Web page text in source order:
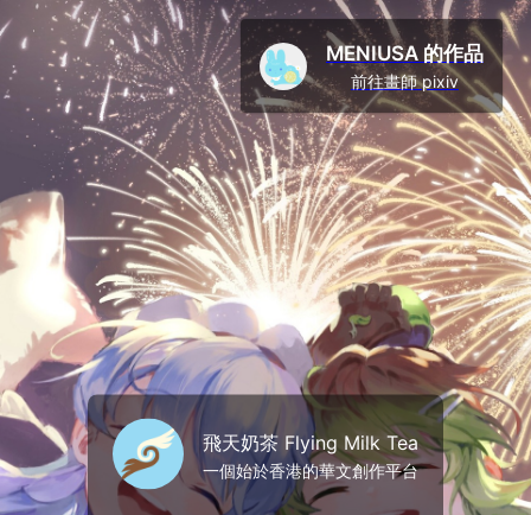
飛天奶茶 Flying Milk Tea
一個始於香港的華文創作平台
MENIUSA 的作品
前往畫師 pixiv